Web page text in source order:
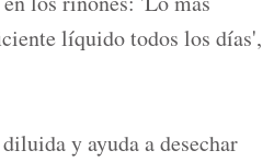
líquido todos los días',
y ayuda a desechar